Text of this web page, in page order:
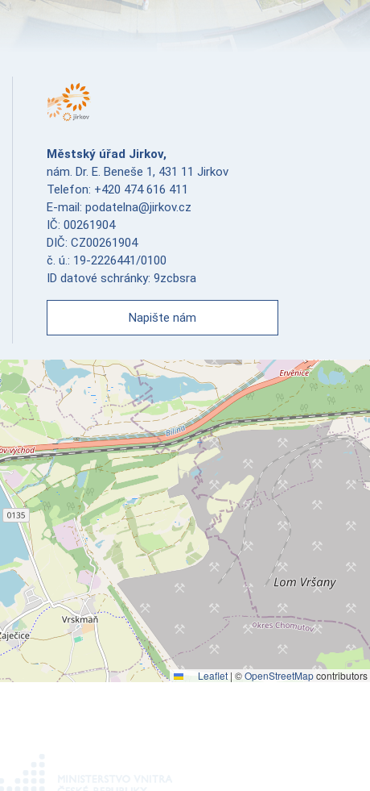
Městský úřad Jirkov,
nám. Dr. E. Beneše 1, 431 11 Jirkov
Telefon: +420 474 616 411
E-mail: podatelna@jirkov.cz
IČ: 00261904
DIČ: CZ00261904
č. ú.: 19-2226441/0100
ID datové schránky: 9zcbsra
Napište nám
Leaflet | ©OpenStreetMapcontributors